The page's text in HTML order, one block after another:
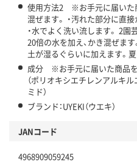
使用方法2 ※お手元に届いた
混ぜます。 ・汚れた部分に直
・水でよく洗い流します。 2園
20倍の水を加え、かき混ぜま
土が湿るぐらいに加えます。
成分 ※お手元に届いた商品を
（ポリオキシエチレンアルキ
ミド）
ブランド：UYEKI（ウエキ）
JANコード
4968909059245